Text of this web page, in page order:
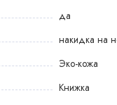
да
накидка на
Эко-кожа
Книжка